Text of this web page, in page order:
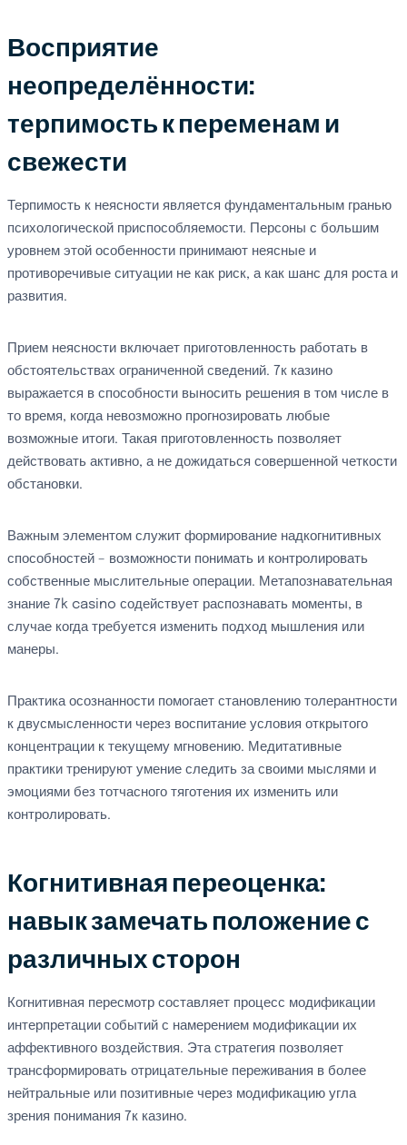
Восприятие
неопределённости:
терпимость к переменам и
свежести
Терпимость к неясности является фундаментальным гранью
психологической приспособляемости. Персоны с большим
уровнем этой особенности принимают неясные и
противоречивые ситуации не как риск, а как шанс для роста и
развития.
Прием неясности включает приготовленность работать в
обстоятельствах ограниченной сведений. 7к казино
выражается в способности выносить решения в том числе в
то время, когда невозможно прогнозировать любые
возможные итоги. Такая приготовленность позволяет
действовать активно, а не дожидаться совершенной четкости
обстановки.
Важным элементом служит формирование надкогнитивных
способностей – возможности понимать и контролировать
собственные мыслительные операции. Метапознавательная
знание 7k casino содействует распознавать моменты, в
случае когда требуется изменить подход мышления или
манеры.
Практика осознанности помогает становлению толерантности
к двусмысленности через воспитание условия открытого
концентрации к текущему мгновению. Медитативные
практики тренируют умение следить за своими мыслями и
эмоциями без тотчасного тяготения их изменить или
контролировать.
Когнитивная переоценка:
навык замечать положение с
различных сторон
Когнитивная пересмотр составляет процесс модификации
интерпретации событий с намерением модификации их
аффективного воздействия. Эта стратегия позволяет
трансформировать отрицательные переживания в более
нейтральные или позитивные через модификацию угла
зрения понимания 7к казино.